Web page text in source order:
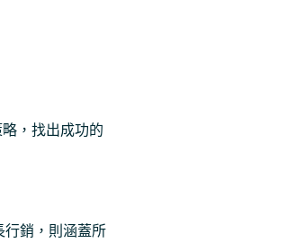
，找出成功的
行銷，則涵蓋所